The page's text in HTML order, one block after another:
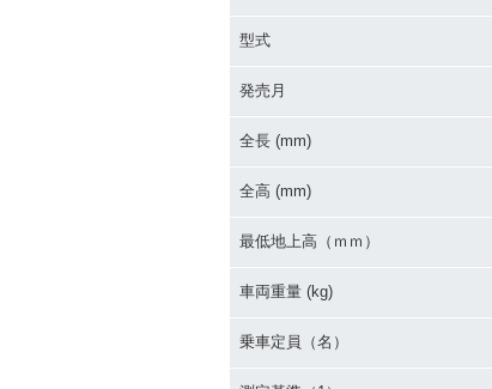
型式
発売月
全長 (mm)
全高 (mm)
最低地上高（ｍｍ）
車両重量 (kg)
乗車定員（名）